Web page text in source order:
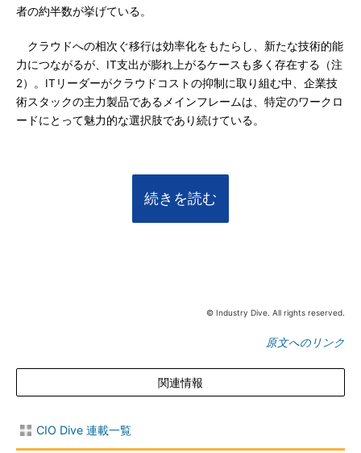
者の約半数が挙げている。
クラウドへの相次ぐ移行は効率化をもたらし、新たな技術的能
力につながるが、IT支出が膨れ上がるケースも多く存在する（注
2）。ITリーダーがクラウドコストの抑制に取り組む中、企業技
術スタックの主力製品であるメインフレームは、特定のワークロ
ードにとって魅力的な選択肢であり続けている。
続きを読む
© Industry Dive. All rights reserved.
原文へのリンク
関連情報
CIO Dive 連載一覧